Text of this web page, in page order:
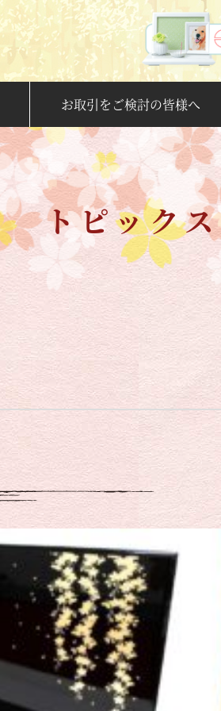
お取引をご検討の皆様へ
トピックス